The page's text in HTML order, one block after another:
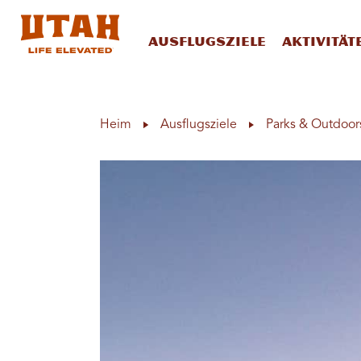
Ausflugsziele
Heim Ausflugsziele Parks &